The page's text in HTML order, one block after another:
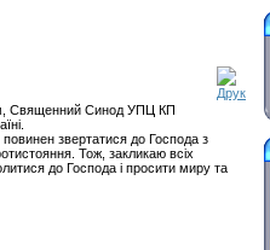
Священний Синод УПЦ КП
звертатися до Господа з
Тож, закликаю всіх
до Господа і просити миру та